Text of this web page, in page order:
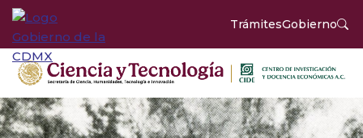
TrámitesGobierno